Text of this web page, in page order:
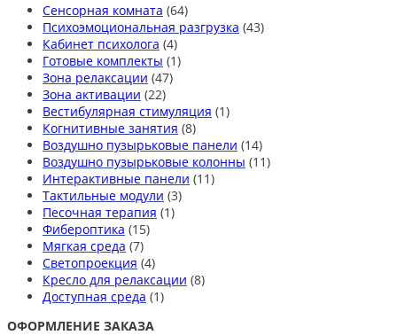
Сенсорная комната (64)
Психоэмоциональная разгрузка (43)
Кабинет психолога (4)
Готовые комплекты (1)
Зона релаксации (47)
Зона активации (22)
Вестибулярная стимуляция (1)
Когнитивные занятия (8)
Воздушно пузырьковые панели (14)
Воздушно пузырьковые колонны (11)
Интерактивные панели (11)
Тактильные модули (3)
Песочная терапия (1)
Фибероптика (15)
Мягкая среда (7)
Светопроекция (4)
Кресло для релаксации (8)
Доступная среда (1)
ОФОРМЛЕНИЕ ЗАКАЗА